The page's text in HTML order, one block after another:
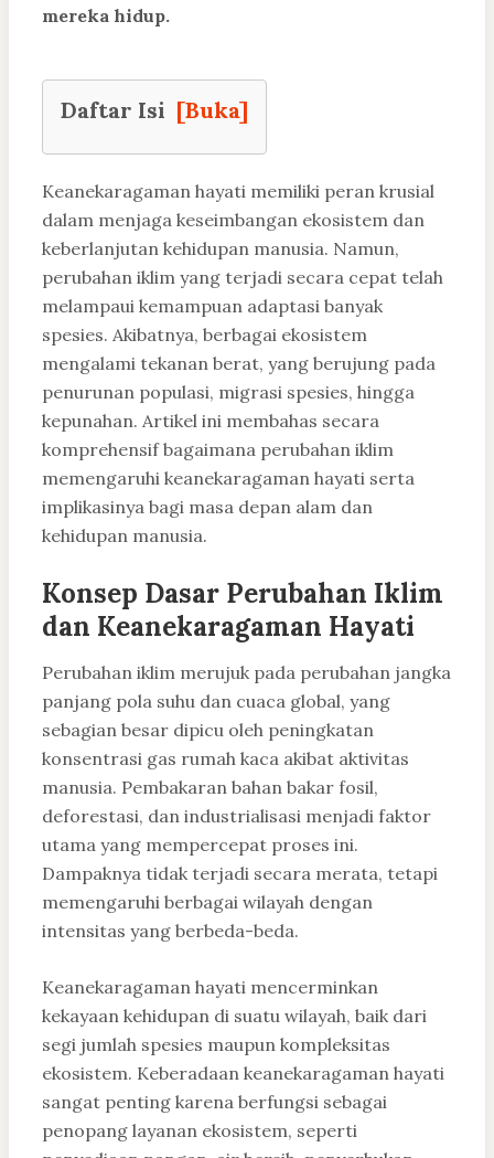
mereka hidup.
Daftar Isi [Buka]
Keanekaragaman hayati memiliki peran krusial
dalam menjaga keseimbangan ekosistem dan
keberlanjutan kehidupan manusia. Namun,
perubahan iklim yang terjadi secara cepat telah
melampaui kemampuan adaptasi banyak
spesies. Akibatnya, berbagai ekosistem
mengalami tekanan berat, yang berujung pada
penurunan populasi, migrasi spesies, hingga
kepunahan. Artikel ini membahas secara
komprehensif bagaimana perubahan iklim
memengaruhi keanekaragaman hayati serta
implikasinya bagi masa depan alam dan
kehidupan manusia.
Konsep Dasar Perubahan Iklim
dan Keanekaragaman Hayati
Perubahan iklim merujuk pada perubahan jangka
panjang pola suhu dan cuaca global, yang
sebagian besar dipicu oleh peningkatan
konsentrasi gas rumah kaca akibat aktivitas
manusia. Pembakaran bahan bakar fosil,
deforestasi, dan industrialisasi menjadi faktor
utama yang mempercepat proses ini.
Dampaknya tidak terjadi secara merata, tetapi
memengaruhi berbagai wilayah dengan
intensitas yang berbeda-beda.
Keanekaragaman hayati mencerminkan
kekayaan kehidupan di suatu wilayah, baik dari
segi jumlah spesies maupun kompleksitas
ekosistem. Keberadaan keanekaragaman hayati
sangat penting karena berfungsi sebagai
penopang layanan ekosistem, seperti